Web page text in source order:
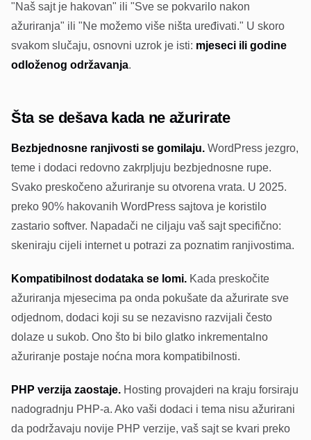
"Naš sajt je hakovan" ili "Sve se pokvarilo nakon
ažuriranja" ili "Ne možemo više ništa uređivati." U skoro
svakom slučaju, osnovni uzrok je isti: mjeseci ili godine
odloženog održavanja.
Šta se dešava kada ne ažurirate
Bezbjednosne ranjivosti se gomilaju. WordPress jezgro,
teme i dodaci redovno zakrpljuju bezbjednosne rupe.
Svako preskočeno ažuriranje su otvorena vrata. U 2025.
preko 90% hakovanih WordPress sajtova je koristilo
zastario softver. Napadači ne ciljaju vaš sajt specifično:
skeniraju cijeli internet u potrazi za poznatim ranjivostima.
Kompatibilnost dodataka se lomi. Kada preskočite
ažuriranja mjesecima pa onda pokušate da ažurirate sve
odjednom, dodaci koji su se nezavisno razvijali često
dolaze u sukob. Ono što bi bilo glatko inkrementalno
ažuriranje postaje noćna mora kompatibilnosti.
PHP verzija zaostaje. Hosting provajderi na kraju forsiraju
nadogradnju PHP-a. Ako vaši dodaci i tema nisu ažurirani
da podržavaju novije PHP verzije, vaš sajt se kvari preko